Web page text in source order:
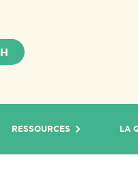
RESSOURCES LA